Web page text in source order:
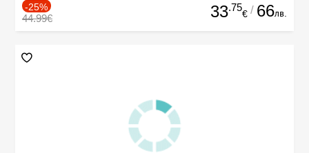
-25%
44.99€ 33.75
€ / 66лв.